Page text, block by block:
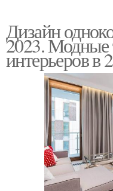
Дизайн
2023. Модные
интерьеров в